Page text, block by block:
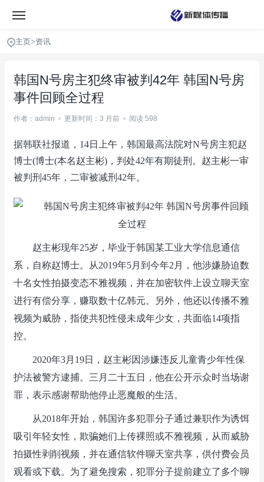
主页>资讯
韩国N号房主犯终审被判42年 韩国N号房
事件回顾全过程
作者：admin • 更新时间：3 月前 • 阅读 598
据韩联社报道，14日上午，韩国最高法院对N号房主犯赵
博士(博士(本名赵主彬)，判处42年有期徒刑。赵主彬一审
被判刑45年，二审被减刑42年。
赵主彬现年25岁，毕业于韩国某工业大学信息通信
系，自称赵博士。从2019年5月到今年2月，他涉嫌胁迫数
十名女性拍摄变态不雅视频，并在加密软件上设立聊天室
进行有偿分享，赚取数十亿韩元。另外，他还以传播不雅
视频为威胁，指使共犯性侵未成年少女，共面临14项指
控。
2020年3月19日，赵主彬因涉嫌违反儿童青少年性保
护法被警方逮捕。三月二十五日，他在公开示众时当场谢
罪，表示感谢帮助他停止恶魔般的生活。
从2018年开始，韩国许多犯罪分子通过兼职作为诱饵
吸引年轻女性，欺骗她们上传裸照或不雅视频，从而威胁
拍摄性剥削视频，并在通信软件聊天室共享，供付费会员
观看或下载。为了避免搜索，犯罪分子提前建立了多个聊